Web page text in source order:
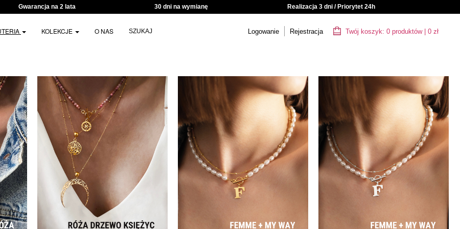
Gwarancja na 2 lata 30 dni na wymianę Realizacja 3 dni / Priorytet 24h
KOLEKCJE O NAS SZUKAJ Logowanie Rejestracja Twój koszyk: 0 produktów| 0 zł